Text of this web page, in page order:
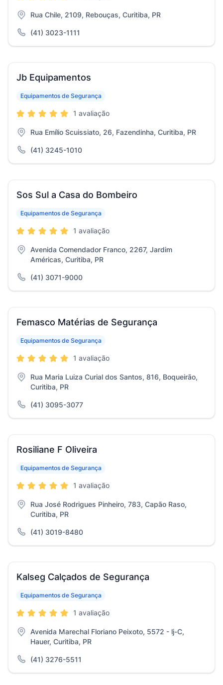
Rua Chile, 2109, Rebouças, Curitiba, PR
(41) 3023-1111
Jb Equipamentos
Equipamentos de Segurança
1 avaliação
Rua Emílio Scuissiato, 26, Fazendinha, Curitiba, PR
(41) 3245-1010
Sos Sul a Casa do Bombeiro
Equipamentos de Segurança
1 avaliação
Avenida Comendador Franco, 2267, Jardim
Américas, Curitiba, PR
(41) 3071-9000
Femasco Matérias de Segurança
Equipamentos de Segurança
1 avaliação
Rua Maria Luiza Curial dos Santos, 816, Boqueirão,
Curitiba, PR
(41) 3095-3077
Rosiliane F Oliveira
Equipamentos de Segurança
1 avaliação
Rua José Rodrigues Pinheiro, 783, Capão Raso,
Curitiba, PR
(41) 3019-8480
Kalseg Calçados de Segurança
Equipamentos de Segurança
1 avaliação
Avenida Marechal Floriano Peixoto, 5572 - lj-C,
Hauer, Curitiba, PR
(41) 3276-5511